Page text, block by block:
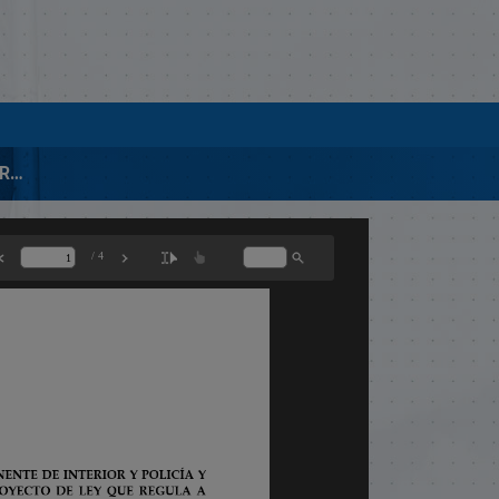
00427-2011 INFORME PROYECTO DE LEY REGULACIÓN GOBERNADORES CIVILES